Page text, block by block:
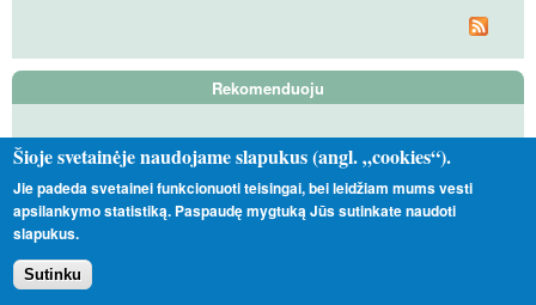
Rekomenduoju
Tas Toks Kitoks
Vadinamieji satanistai
Nepavėjui
Šioje svetainėje naudojame slapukus (angl. „cookies“).
Jie padeda svetainei funkcionuoti teisingai, bei leidžiam mums vesti
apsilankymo statistiką. Paspaudę mygtuką Jūs sutinkate naudoti
slapukus.
Sutinku